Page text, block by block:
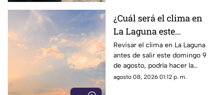
¿Cuál será el clima en
La Laguna este
domingo 9 de agosto
2026?
Revisar el clima en La Laguna
antes de salir este domingo 9
de agosto, podría hacer la
diferencia entre un día
agosto 08, 2026 01:12 p. m.